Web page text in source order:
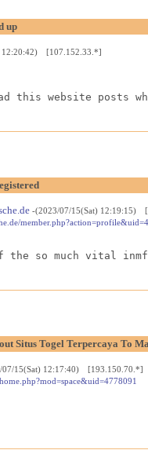
up
12:20:42) [107.152.33.*]
this website posts
-(2023/07/15(Sat) 12:19:15)
so much vital
Situs Togel Terpercaya To
07/15(Sat) 12:17:40) [193.150.70.*]